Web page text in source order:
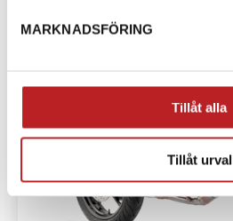
MARKNADSFÖRING
Tillåt alla
Tillåt urval